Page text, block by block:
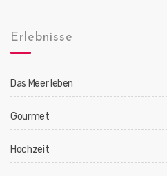
Erlebnisse
Das Meer leben
Gourmet
Hochzeit